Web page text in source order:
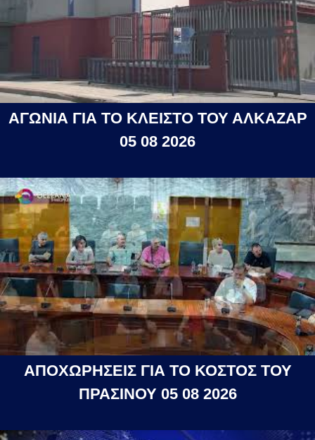
ΑΓΩΝΙΑ ΓΙΑ ΤΟ ΚΛΕΙΣΤΟ ΤΟΥ ΑΛΚΑΖΑΡ
05 08 2026
ΑΠΟΧΩΡΗΣΕΙΣ ΓΙΑ ΤΟ ΚΟΣΤΟΣ ΤΟΥ
ΠΡΑΣΙΝΟΥ 05 08 2026